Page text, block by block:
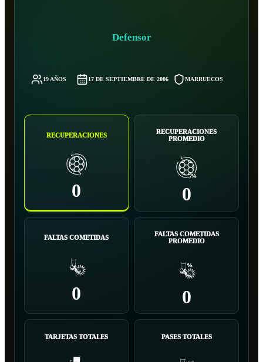
Defensor
19 AÑOS 17 DE SEPTIEMBRE DE 2006 MARRUECOS
RECUPERACIONES
0
RECUPERACIONES
PROMEDIO
0
FALTAS COMETIDAS
0
FALTAS COMETIDAS
PROMEDIO
0
TARJETAS TOTALES PASES TOTALES